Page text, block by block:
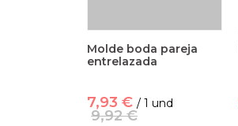
Molde boda pareja
entrelazada
7,93 € / 1 und
9,92 €